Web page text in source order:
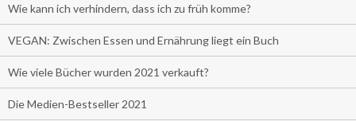
Wie kann ich verhindern, dass ich zu früh komme?
VEGAN: Zwischen Essen und Ernährung liegt ein Buch
Wie viele Bücher wurden 2021 verkauft?
Die Medien-Bestseller 2021